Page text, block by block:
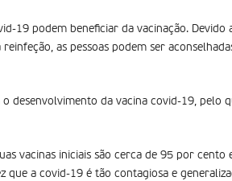
19 podem beneficiar da vacinação. Devido
as pessoas podem ser
desenvolvimento da vacina covid-19, pelo
vacinas iniciais são cerca de 95 por
que a covid-19 é tão contagiosa e